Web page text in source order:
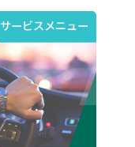
サービスメニュー